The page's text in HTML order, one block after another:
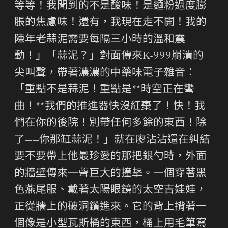
等等！我聞到的不是酸味！是麵粉過度膨
脹的焦慮味！還有，我現在走不開！我的
陳年老蒜泥需要每隔三小時的溫和震
動！」「蒜泥？」對面傳來K-999崩潰的
尖叫聲，帶著濃濃的中藥味電子雜音：
「重點不是蒜泥！重點是**時空正在彎
曲！**我們的推進器快沒紅棗了！快！我
們在你的後院！別帶任何多餘的東西！除
了——你那缸蒜泥！」就在廖沾沾還在糾結
要不要帶上他最珍愛的那把銀勺時，外面
的牆壁傳來一聲巨大的撞擊。一個穿著黑
色燕尾服、戴著太陽眼鏡的太空吉娃娃，
正從牆上的破洞鑽進來。它的背上揹著一
個像是小型瓦斯桶的東西，桶上用毛筆寫